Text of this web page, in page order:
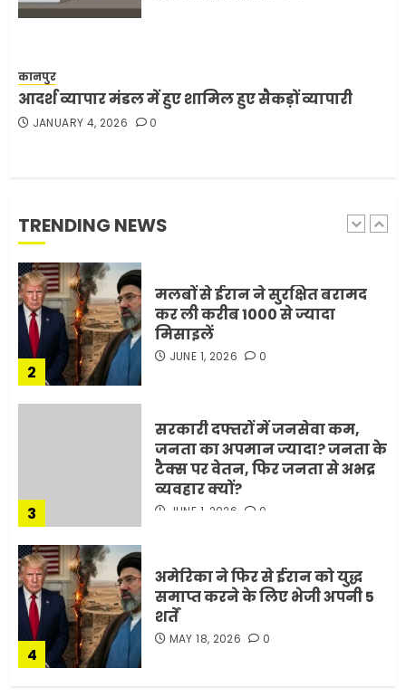
कानपुर
आदर्श व्यापार मंडल में हुए शामिल हुए सैकड़ों व्यापारी
JANUARY 4, 2026 0
TRENDING NEWS
5
1
2
मलबों से ईरान ने सुरक्षित बरामद
कर ली करीब 1000 से ज्यादा
मिसाइलें
JUNE 1, 2026 0
3
सरकारी दफ्तरों में जनसेवा कम,
जनता का अपमान ज्यादा? जनता के
टैक्स पर वेतन, फिर जनता से अभद्र
व्यवहार क्यों?
JUNE 1, 2026 0
4
अमेरिका ने फिर से ईरान को युद्ध
समाप्त करने के लिए भेजी अपनी 5
शर्तें
MAY 18, 2026 0